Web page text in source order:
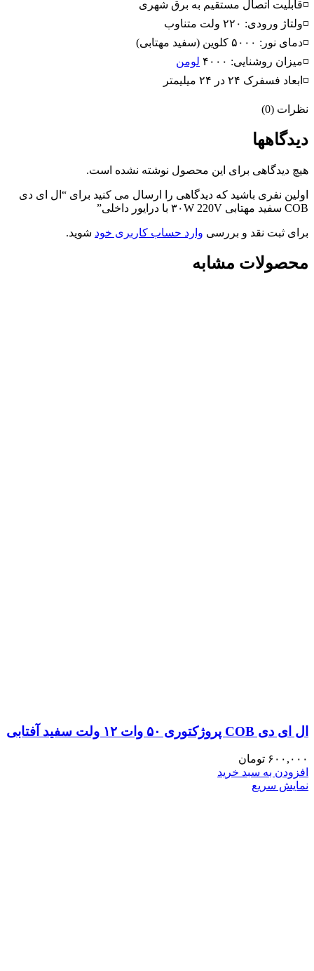
◽قابلیت اتصال مستقیم به برق شهری
◽ولتاژ ورودی: ۲۲۰ ولت متناوب
◽دمای نور: ۵۰۰۰ کلوین (سفید مهتابی)
◽میزان روشنایی: ۴۰۰۰
لومن
◽ابعاد فسفرک ۲۴ در ۲۴ میلیمتر
نظرات (0)
دیدگاهها
هیچ دیدگاهی برای این محصول نوشته نشده است.
اولین نفری باشید که دیدگاهی را ارسال می کنید برای “ال ای دی
COB سفید مهتابی ۳۰W 220V با درایور داخلی”
برای ثبت نقد و بررسی وارد حساب کاربری خود شوید.
محصولات مشابه
ال ای دی COB پروژکتوری ۵۰ وات ۱۲ ولت سفید آفتابی
۶۰۰,۰۰۰ تومان
افزودن به سبد خرید
نمایش سریع